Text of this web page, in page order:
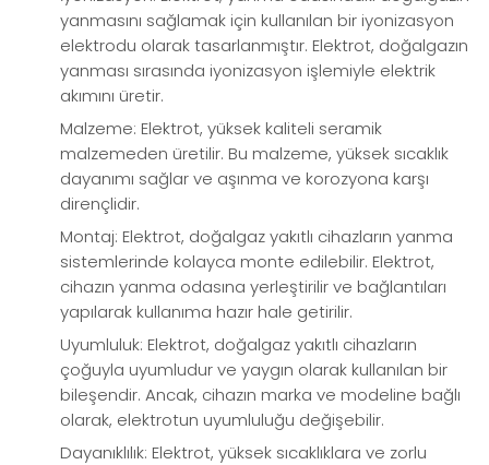
yanmasını sağlamak için kullanılan bir iyonizasyon
elektrodu olarak tasarlanmıştır. Elektrot, doğalgazın
yanması sırasında iyonizasyon işlemiyle elektrik
akımını üretir.
Malzeme: Elektrot, yüksek kaliteli seramik
malzemeden üretilir. Bu malzeme, yüksek sıcaklık
dayanımı sağlar ve aşınma ve korozyona karşı
dirençlidir.
Montaj: Elektrot, doğalgaz yakıtlı cihazların yanma
sistemlerinde kolayca monte edilebilir. Elektrot,
cihazın yanma odasına yerleştirilir ve bağlantıları
yapılarak kullanıma hazır hale getirilir.
Uyumluluk: Elektrot, doğalgaz yakıtlı cihazların
çoğuyla uyumludur ve yaygın olarak kullanılan bir
bileşendir. Ancak, cihazın marka ve modeline bağlı
olarak, elektrotun uyumluluğu değişebilir.
Dayanıklılık: Elektrot, yüksek sıcaklıklara ve zorlu